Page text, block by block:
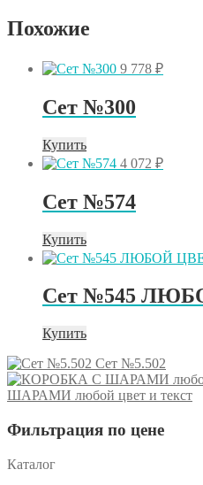
Похожие
9 778 ₽
Сет №300
Купить
4 072 ₽
Сет №574
Купить
Сет №545
Купить
Сет №5.502
ШАРАМИ любой цвет и текст
Фильтрация по цене
Каталог